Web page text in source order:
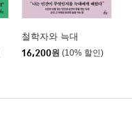
철학자와 늑대
16,200원 (10% 할인)